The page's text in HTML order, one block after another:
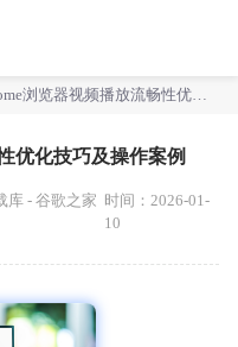
优化技巧及操作案例
库 - 谷歌之家 时间：2026-01-
10